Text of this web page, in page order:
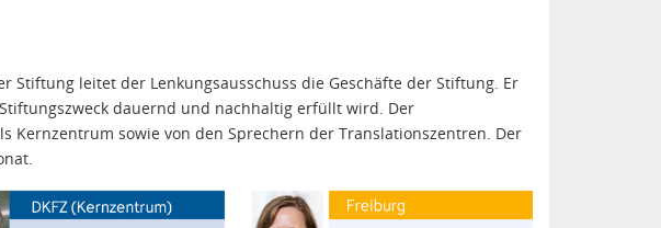
Stiftung leitet der Lenkungsausschuss die Geschäfte der Stiftung. Er
dauernd und nachhaltig erfüllt wird. Der
Kernzentrum sowie von den Sprechern der Translationszentren. Der